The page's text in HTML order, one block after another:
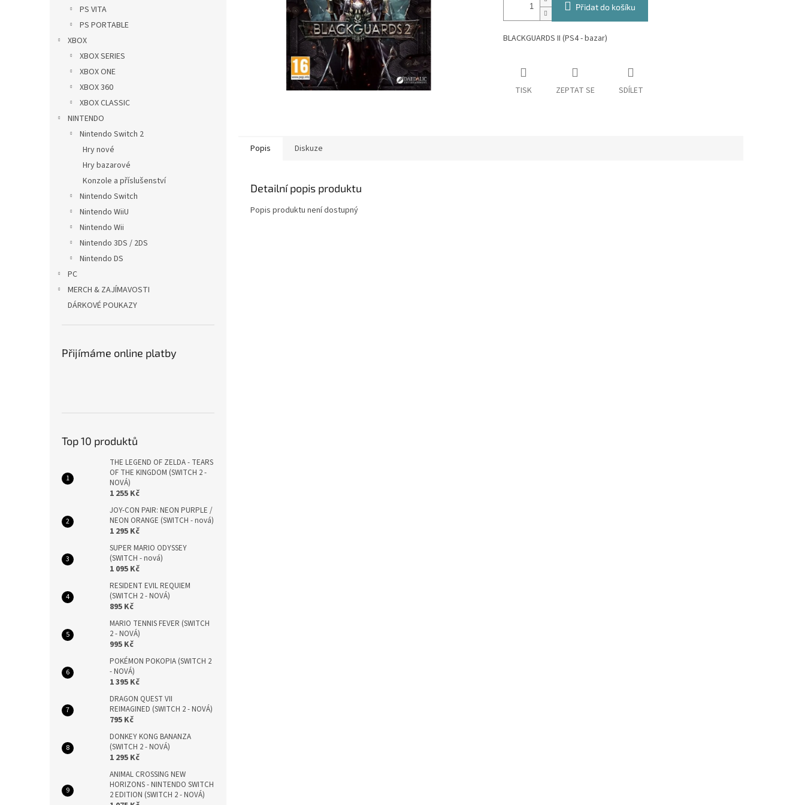
PS VITA
PS PORTABLE
XBOX
XBOX SERIES
XBOX ONE
XBOX 360
XBOX CLASSIC
NINTENDO
Nintendo Switch 2
Hry nové
Hry bazarové
Konzole a příslušenství
Nintendo Switch
Nintendo WiiU
Nintendo Wii
Nintendo 3DS / 2DS
Nintendo DS
PC
MERCH & ZAJÍMAVOSTI
DÁRKOVÉ POUKAZY
Přijímáme online platby
Top 10 produktů
THE LEGEND OF ZELDA - TEARS
OF THE KINGDOM (SWITCH 2 -
NOVÁ)
1 255 Kč
JOY-CON PAIR: NEON PURPLE /
NEON ORANGE (SWITCH - nová)
1 295 Kč
SUPER MARIO ODYSSEY
(SWITCH - nová)
1 095 Kč
RESIDENT EVIL REQUIEM
(SWITCH 2 - NOVÁ)
895 Kč
MARIO TENNIS FEVER (SWITCH
2 - NOVÁ)
995 Kč
POKÉMON POKOPIA (SWITCH 2
- NOVÁ)
1 395 Kč
DRAGON QUEST VII
REIMAGINED (SWITCH 2 - NOVÁ)
795 Kč
DONKEY KONG BANANZA
(SWITCH 2 - NOVÁ)
1 295 Kč
ANIMAL CROSSING NEW
HORIZONS - NINTENDO SWITCH
2 EDITION (SWITCH 2 - NOVÁ)
Přidat do košíku
BLACKGUARDS II (PS4 - bazar)
TISK ZEPTAT SE SDÍLET
Popis Diskuze
Detailní popis produktu
Popis produktu není dostupný